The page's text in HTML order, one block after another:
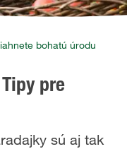
bohatú úrodu
pre
sú aj tak